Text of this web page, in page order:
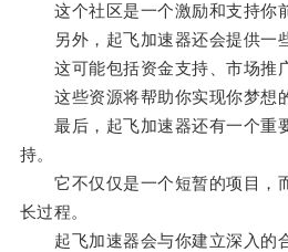
这个社区是一个激励和支持你前
另外，起飞加速器还会提供一些
这可能包括资金支持、市场推广
这些资源将帮助你实现你梦想的
最后，起飞加速器还有一个重
持。
它不仅仅是一个短暂的项目，
长过程。
起飞加速器会与你建立深入的